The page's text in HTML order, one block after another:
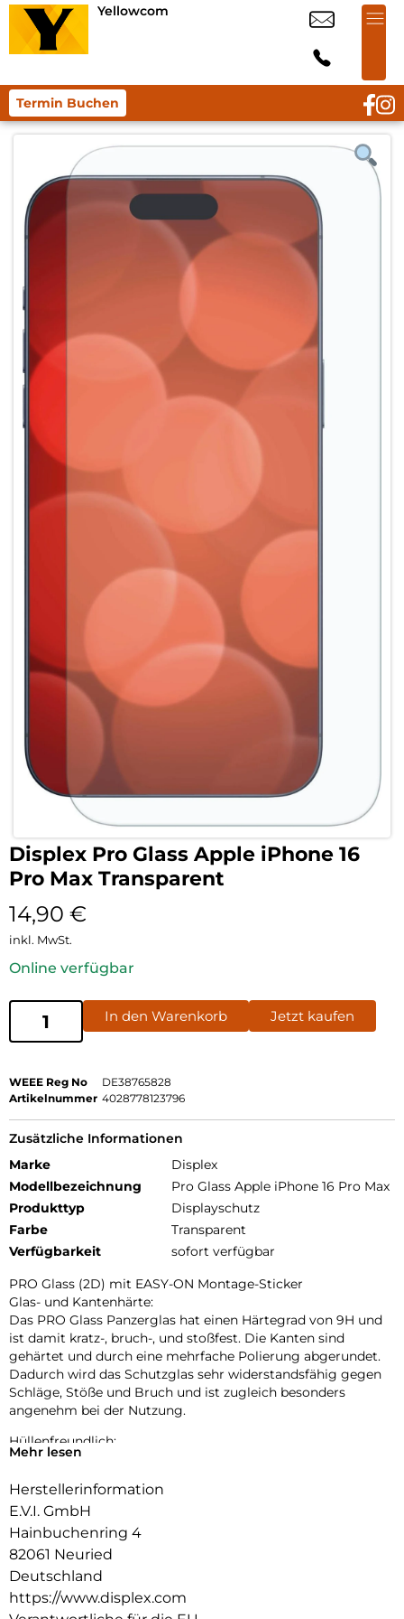
Yellowcom
Termin Buchen
Displex Pro Glass Apple iPhone 16
Pro Max Transparent
14,90 €
inkl. MwSt.
Online verfügbar
In den Warenkorb Jetzt kaufen
WEEE Reg No
DE38765828
Artikelnummer 4028778123796
Zusätzliche Informationen
Marke
Displex
Modellbezeichnung
Pro Glass Apple iPhone 16 Pro Max
Produkttyp
Displayschutz
Farbe
Transparent
Verfügbarkeit
sofort verfügbar
PRO Glass (2D) mit EASY-ON Montage-Sticker
Glas- und Kantenhärte:
Das PRO Glass Panzerglas hat einen Härtegrad von 9H und
ist damit kratz-, bruch-, und stoßfest. Die Kanten sind
gehärtet und durch eine mehrfache Polierung abgerundet.
Dadurch wird das Schutzglas sehr widerstandsfähig gegen
Schläge, Stöße und Bruch und ist zugleich besonders
angenehm bei der Nutzung.
Hüllenfreundlich:
PRO Glass wird bis auf 5/100 mm genau auf die Smartphone
Smartphone. Außerdem ist die Schutzfolie ultradünn. Somit
lassen sich alle handelsüblichen Schutzhüllen & Cases mit
der Panzerglasfolie benutzen. Durch einen kombinierten
Schutz aus PRO Glass und Ihrer Lieblingshülle wird Ihr
Smartphone rundum optimal geschützt.
Anti Fingerprint:
Mehr lesen
Herstellerinformation
E.V.I. GmbH
Hainbuchenring 4
82061 Neuried
Deutschland
https://www.displex.com